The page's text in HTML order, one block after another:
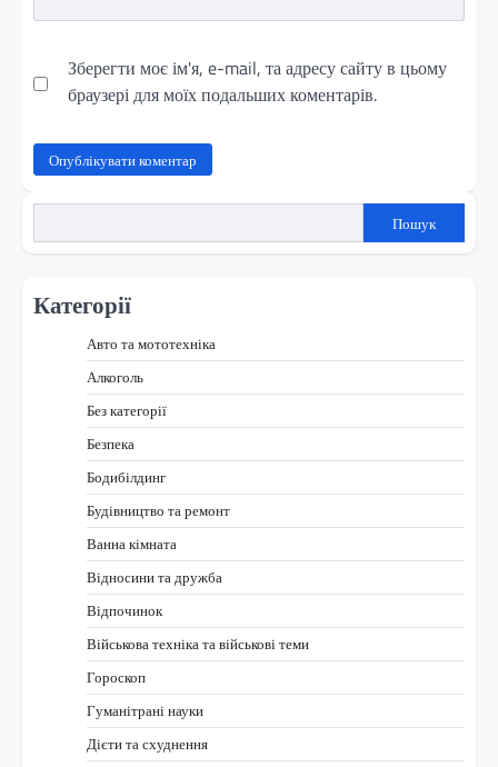
Зберегти моє ім'я, e-mail, та адресу сайту в цьому
браузері для моїх подальших коментарів.
Пошук
Категорії
Авто та мототехніка
Алкоголь
Без категорії
Безпека
Бодибілдинг
Будівництво та ремонт
Ванна кімната
Відносини та дружба
Відпочинок
Військова техніка та військові теми
Гороскоп
Гуманітрані науки
Дієти та схуднення